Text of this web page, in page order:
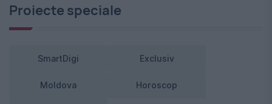
Proiecte speciale
SmartDigi Exclusiv
Moldova Horoscop